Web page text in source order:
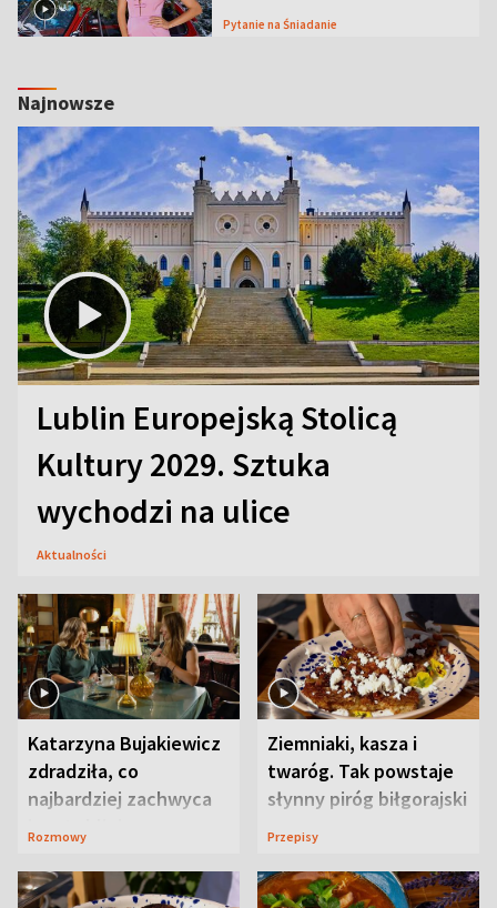
Pytanie na Śniadanie
Najnowsze
Lublin Europejską Stolicą
Kultury 2029. Sztuka
wychodzi na ulice
Aktualności
Katarzyna Bujakiewicz
zdradziła, co
najbardziej zachwyca
ją w Lublinie
Rozmowy
Ziemniaki, kasza i
twaróg. Tak powstaje
słynny piróg biłgorajski
Przepisy